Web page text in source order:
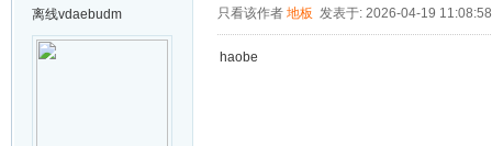
离线vdaebudm 只看该作者 地板 发表于: 2026-04-19 11:08:58
haobe